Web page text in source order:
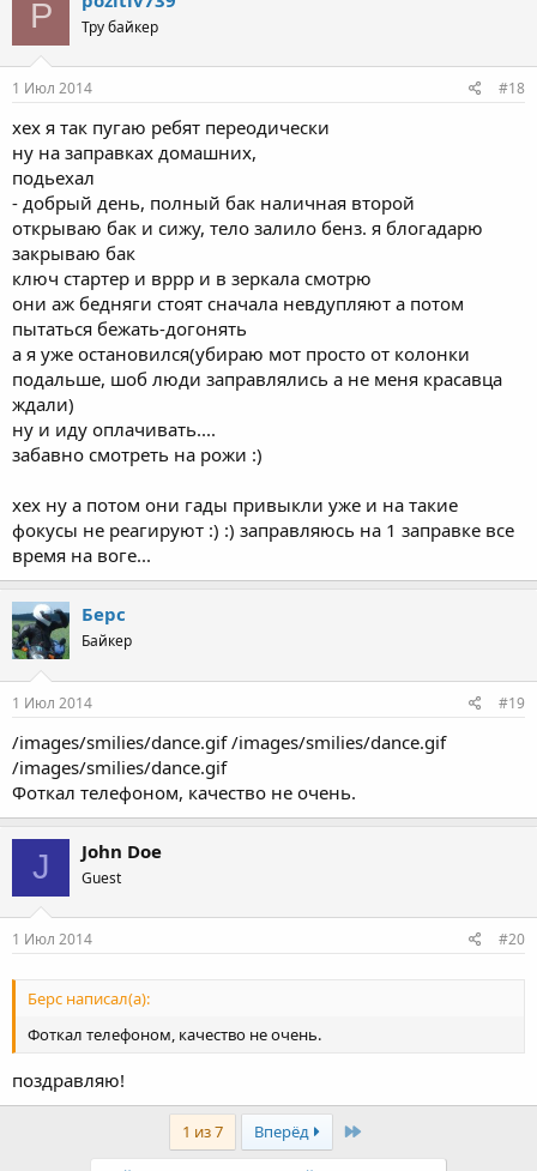
P Тру байкер
1 Июл 2014 #18
хех я так пугаю ребят переодически
ну на заправках домашних,
подьехал
- добрый день, полный бак наличная второй
открываю бак и сижу, тело залило бенз. я блогадарю
закрываю бак
ключ стартер и вррр и в зеркала смотрю
они аж бедняги стоят сначала невдупляют а потом
пытаться бежать-догонять
а я уже остановился(убираю мот просто от колонки
подальше, шоб люди заправлялись а не меня красавца
ждали)
ну и иду оплачивать....
забавно смотреть на рожи :)
хех ну а потом они гады привыкли уже и на такие
фокусы не реагируют :) :) заправляюсь на 1 заправке все
время на воге...
Берс
Байкер
1 Июл 2014 #19
/images/smilies/dance.gif /images/smilies/dance.gif
/images/smilies/dance.gif
Фоткал телефоном, качество не очень.
J John Doe
Guest
1 Июл 2014 #20
Берс написал(а):
Фоткал телефоном, качество не очень.
поздравляю!
1 из 7 Вперёд Last